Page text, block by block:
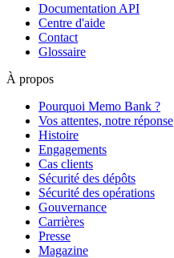
Documentation API
Centre d'aide
Contact
Glossaire
À propos
Pourquoi Memo Bank ?
Vos attentes, notre réponse
Histoire
Engagements
Cas clients
Sécurité des dépôts
Sécurité des opérations
Gouvernance
Carrières
Presse
Magazine